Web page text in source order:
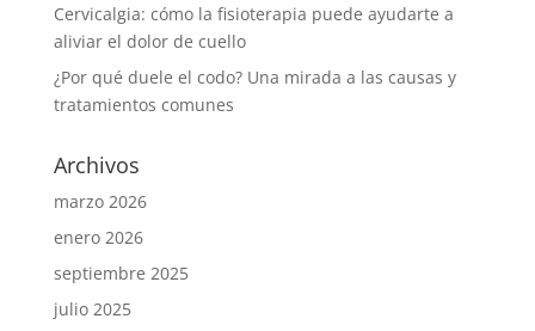
Cervicalgia: cómo la fisioterapia puede ayudarte a
aliviar el dolor de cuello
¿Por qué duele el codo? Una mirada a las causas y
tratamientos comunes
Archivos
marzo 2026
enero 2026
septiembre 2025
julio 2025